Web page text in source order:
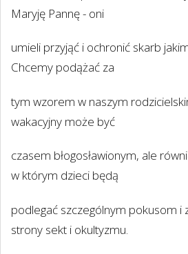
Maryję Pannę - oni
umieli przyjąć i ochronić skarb
Chcemy podążać za
tym wzorem w naszym
wakacyjny może być
czasem błogosławionym, ale
w którym dzieci będą
podlegać szczególnym pokusom i
strony sekt i okultyzmu.